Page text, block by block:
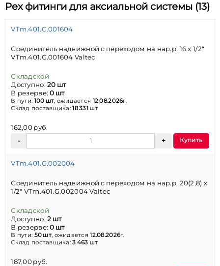
Pex фитинги для аксиальной системы (13)
VTm.401.G.001604
Соединитель надвижной с переходом на нар.р. 16 х 1/2"
VTm.401.G.001604 Valtec
Складской
Доступно:20 шт
В резерве:0 шт
В пути: 100 шт, ожидается 12.08.2026г.
Склад поставщика:18 331 шт
162,00 руб.
Купить
VTm.401.G.002004
Соединитель надвижной с переходом на нар.р. 20(2,8) х
1/2" VTm.401.G.002004 Valtec
Складской
Доступно:2 шт
В резерве:0 шт
В пути: 50 шт, ожидается12.08.2026г.
Склад поставщика:3 463 шт
187,00 руб.